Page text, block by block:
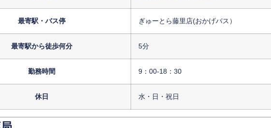
最寄駅・バス停 ぎゅーとら藤里店(おかげバス）
最寄駅から徒歩何分 5分
勤務時間 9：00-18：30
休日 水・日・祝日